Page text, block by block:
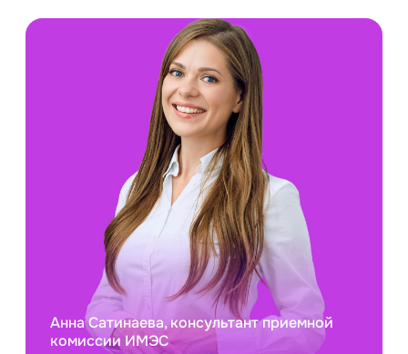
Анна Сатинаева, консультант приемной
комиссии ИМЭС